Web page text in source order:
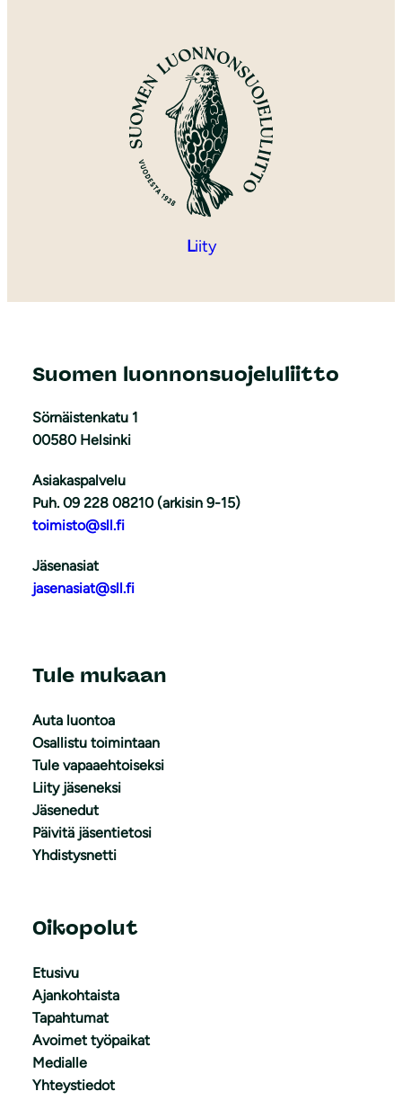
Liity
Suomen luonnonsuojeluliitto
Sörnäistenkatu 1
00580 Helsinki
Asiakaspalvelu
Puh. 09 228 08210 (arkisin 9-15)
toimisto@sll.fi
Jäsenasiat
jasenasiat@sll.fi
Tule mukaan
Auta luontoa
Osallistu toimintaan
Tule vapaaehtoiseksi
Liity jäseneksi
Jäsenedut
Päivitä jäsentietosi
Yhdistysnetti
Oikopolut
Etusivu
Ajankohtaista
Tapahtumat
Avoimet työpaikat
Medialle
Yhteystiedot